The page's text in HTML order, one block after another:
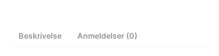
Beskrivelse Anmeldelser (0)